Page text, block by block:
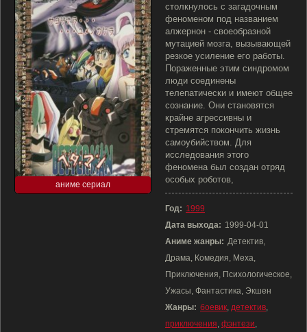
аниме сериал
столкнулось с загадочным
феноменом под названием
алжернон - своеобразной
мутацией мозга, вызывающей
резкое усиление его работы.
Пораженные этим синдромом
люди соединены
телепатически и имеют общее
сознание. Они становятся
крайне агрессивны и
стремятся покончить жизнь
самоубийством. Для
исследования этого
феномена был создан отряд
особых роботов,
Год: 1999
Дата выхода: 1999-04-01
Аниме жанры: Детектив,
Драма, Комедия, Меха,
Приключения, Психологическое,
Ужасы, Фантастика, Экшен
Жанры: боевик, детектив,
приключения, фэнтези,